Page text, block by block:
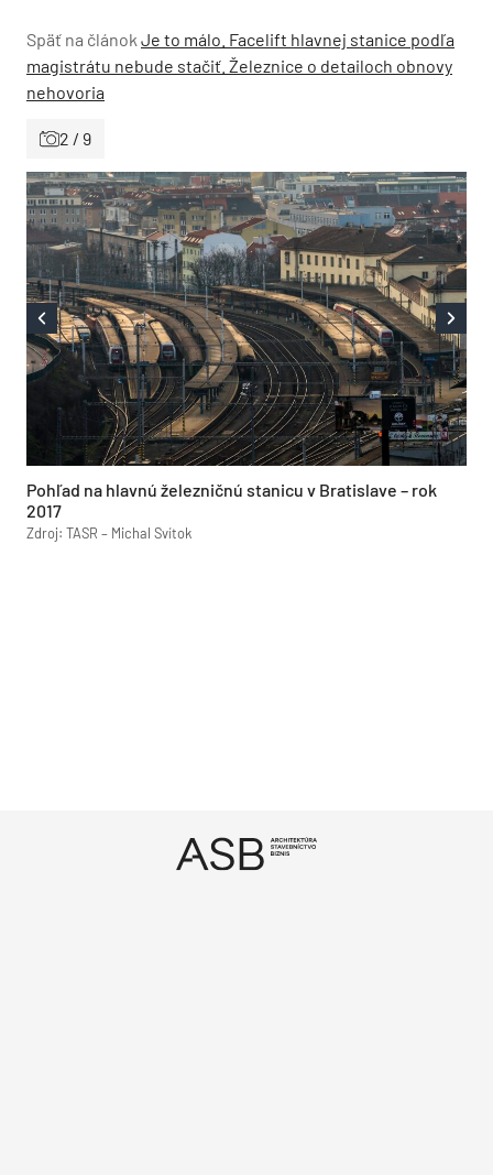
Späť na článok Je to málo. Facelift hlavnej stanice podľa
magistrátu nebude stačiť. Železnice o detailoch obnovy
nehovoria
2 / 9
Pohľad na hlavnú železničnú stanicu v Bratislave – rok
2017
Zdroj: TASR – Michal Svítok